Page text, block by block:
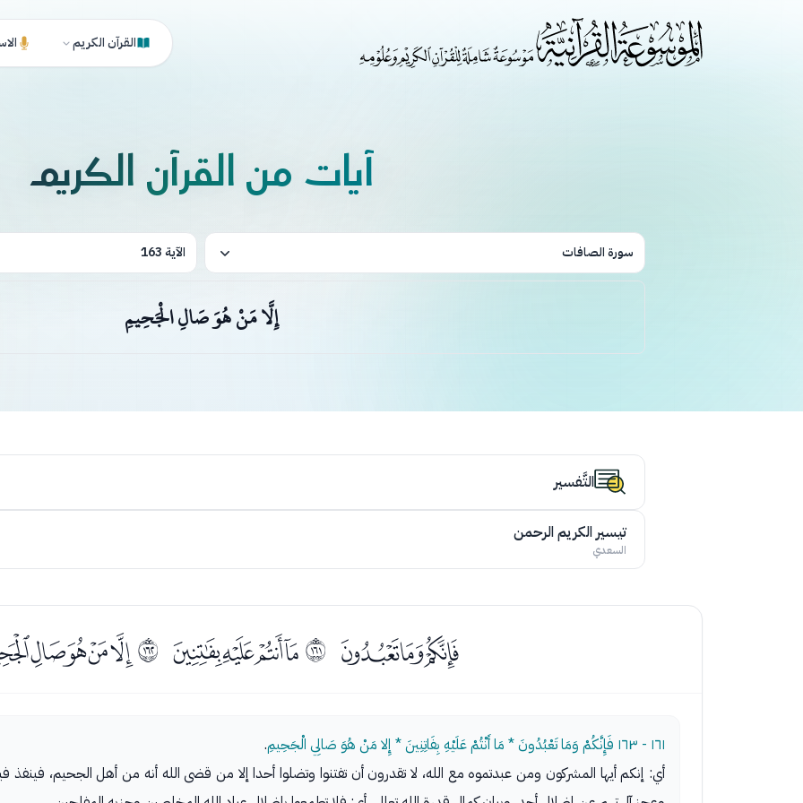
القرآن الكريم
آيات من القرآن الكريم
سورة الصافات الآية 163
إِلَّا مَنْ هُوَ صَالِ الْجَحِيمِ
التَّفسير
تيسير الكريم الرحمن
السعدي
ﭺﭻﭼ ﲠﭾﭿﮀﮁ ﲡ
١٦١ - ١٦٣ فَإِنَّكُمْ وَمَا تَعْبُدُونَ * مَا أَنْتُمْ عَلَيْهِ بِفَاتِنِينَ * إِلا مَنْ هُوَ صَالِي الْجَحِيمِ.
أي: إنكم أيها المشركون ومن عبدتموه مع الله، لا تقدرون أن تفتنوا وتضلوا أحدا إلا من قضى الله أنه من أهل الجحيم،